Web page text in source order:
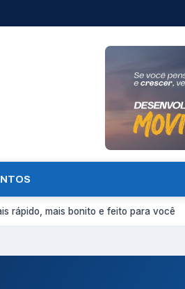
rápido, mais bonito e feito para você